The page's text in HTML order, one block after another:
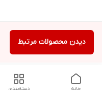
دیدن محصولات مرتبط